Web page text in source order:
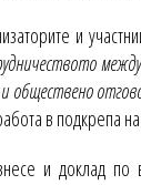
и
обществено
в подкрепа
и доклад по